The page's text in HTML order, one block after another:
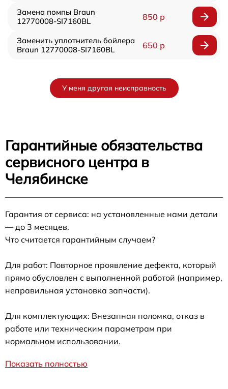
Замена помпы Braun
12770008-SI7160BL
850 р
Заменить уплотнитель бойлера
Braun 12770008-SI7160BL
650 р
У меня другая неисправность
Гарантийные обязательства
сервисного центра в
Челябинске
Гарантия от сервиса: на установленные нами детали
— до 3 месяцев.
Что считается гарантийным случаем?
Для работ: Повторное проявление дефекта, который
прямо обусловлен с выполненной работой (например,
неправильная установка запчасти).
Для комплектующих: Внезапная поломка, отказ в
работе или техническим параметрам при
нормальном использовании.
Показать полностью